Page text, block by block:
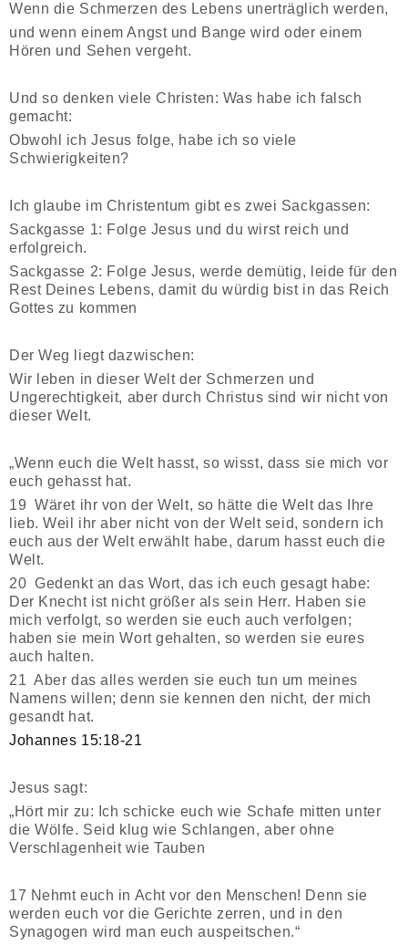
Wenn die Schmerzen des Lebens unerträglich werden,
und wenn einem Angst und Bange wird oder einem
Hören und Sehen vergeht.
Und so denken viele Christen: Was habe ich falsch
gemacht:
Obwohl ich Jesus folge, habe ich so viele
Schwierigkeiten?
Ich glaube im Christentum gibt es zwei Sackgassen:
Sackgasse 1: Folge Jesus und du wirst reich und
erfolgreich.
Sackgasse 2: Folge Jesus, werde demütig, leide für den
Rest Deines Lebens, damit du würdig bist in das Reich
Gottes zu kommen
Der Weg liegt dazwischen:
Wir leben in dieser Welt der Schmerzen und
Ungerechtigkeit, aber durch Christus sind wir nicht von
dieser Welt.
„Wenn euch die Welt hasst, so wisst, dass sie mich vor
euch gehasst hat.
19 Wäret ihr von der Welt, so hätte die Welt das Ihre
lieb. Weil ihr aber nicht von der Welt seid, sondern ich
euch aus der Welt erwählt habe, darum hasst euch die
Welt.
20 Gedenkt an das Wort, das ich euch gesagt habe:
Der Knecht ist nicht größer als sein Herr. Haben sie
mich verfolgt, so werden sie euch auch verfolgen;
haben sie mein Wort gehalten, so werden sie eures
auch halten.
21 Aber das alles werden sie euch tun um meines
Namens willen; denn sie kennen den nicht, der mich
gesandt hat.
Johannes 15:18-21
Jesus sagt:
„Hört mir zu: Ich schicke euch wie Schafe mitten unter
die Wölfe. Seid klug wie Schlangen, aber ohne
Verschlagenheit wie Tauben
17 Nehmt euch in Acht vor den Menschen! Denn sie
werden euch vor die Gerichte zerren, und in den
Synagogen wird man euch auspeitschen.“